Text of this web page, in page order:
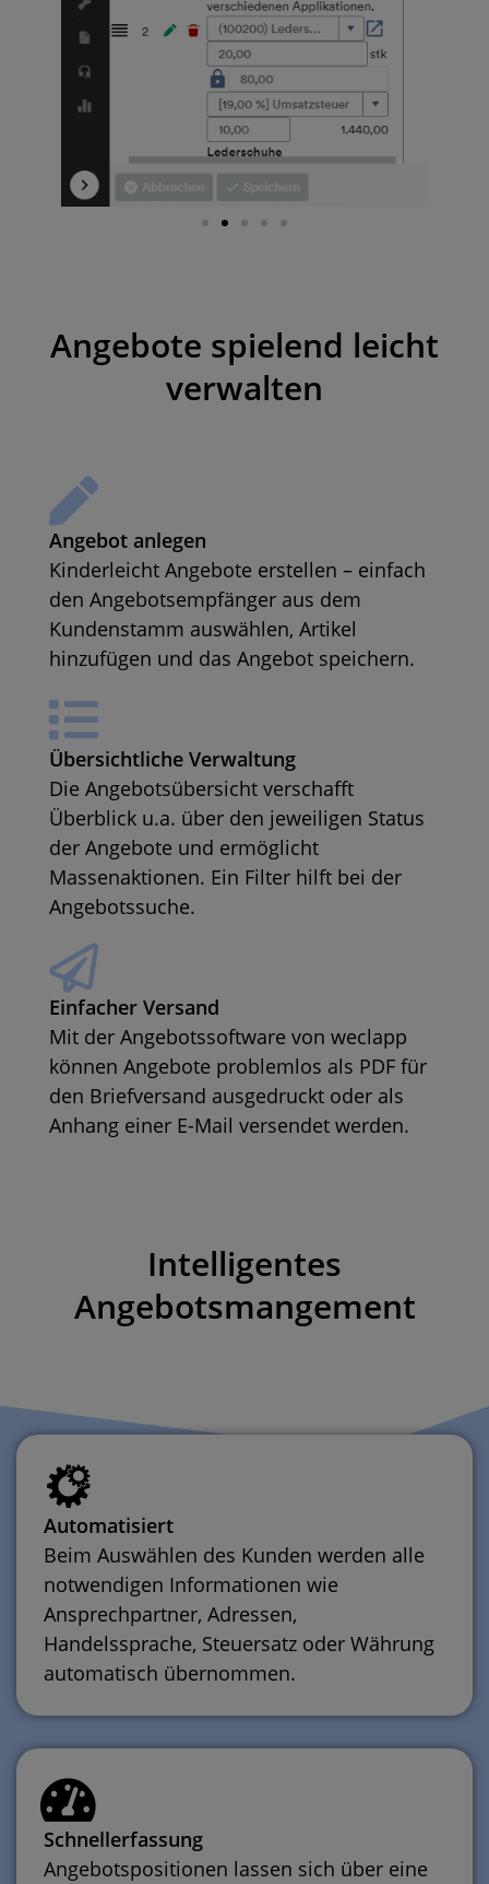
Angebote spielend leicht
verwalten
Angebot anlegen
Kinderleicht Angebote erstellen – einfach
den Angebotsempfänger aus dem
Kundenstamm auswählen, Artikel
hinzufügen und das Angebot speichern.
Übersichtliche Verwaltung
Die Angebotsübersicht verschafft
Überblick u.a. über den jeweiligen Status
der Angebote und ermöglicht
Massenaktionen. Ein Filter hilft bei der
Angebotssuche.
Einfacher Versand
Mit der Angebotssoftware von weclapp
können Angebote problemlos als PDF für
den Briefversand ausgedruckt oder als
Anhang einer E-Mail versendet werden.
Intelligentes
Angebotsmangement
Automatisiert
Beim Auswählen des Kunden werden alle
notwendigen Informationen wie
Ansprechpartner, Adressen,
Handelssprache, Steuersatz oder Währung
automatisch übernommen.
Schnellerfassung
Angebotspositionen lassen sich über eine